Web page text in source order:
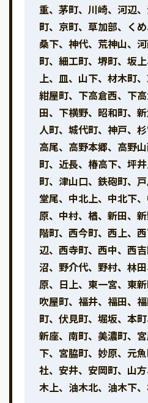
重、茅町、川崎、河辺
町、京町、草加部、くめ
桑下、神代、荒神山、
町、細工町、堺町、坂
上、皿、山下、材木町
紺屋町、下高倉西、下
田、下横野、昭和町、
人町、城代町、神戸、
高尾、高野本郷、高野
町、近長、椿高下、坪
町、津山口、鉄砲町、戸
堂尾、中北上、中北下
原、中村、楢、新田、
階町、西今町、西上、
辺、西寺町、西中、西吉
沼、野介代、野村、林田
原、日上、東一宮、東新
吹屋町、福井、福田、
町、伏見町、堀坂、本
新座、南町、美濃町、
下、宮脇町、妙原、元
社、安井、安岡町、山
木上、油木北、油木下